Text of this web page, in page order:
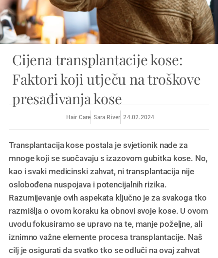
Cijena transplantacije kose:
Faktori koji utječu na troškove
presađivanja kose
Hair Care Sara River 24.02.2024
Transplantacija kose postala je svjetionik nade za
mnoge koji se suočavaju s izazovom gubitka kose. No,
kao i svaki medicinski zahvat, ni transplantacija nije
oslobođena nuspojava i potencijalnih rizika.
Razumijevanje ovih aspekata ključno je za svakoga tko
razmišlja o ovom koraku ka obnovi svoje kose. U ovom
uvodu fokusiramo se upravo na te, manje poželjne, ali
iznimno važne elemente procesa transplantacije. Naš
cilj je osigurati da svatko tko se odluči na ovaj zahvat